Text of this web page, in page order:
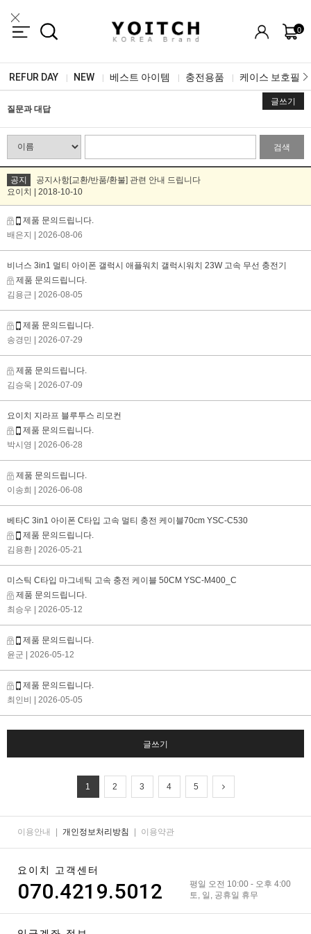
0
REFUR DAY NEW 베스트 아이템 충전용품 케이스 보호필름
질문과 대답
글쓰기
검색
공지
공지사항[교환/반품/환불] 관련 안내 드립니다
요이치 | 2018-10-10
제품 문의드립니다.
배은지
| 2026-08-06
비너스 3in1 멀티 아이폰 갤럭시 애플워치 갤럭시워치 23W 고속 무선 충전기
제품 문의드립니다.
김용근
| 2026-08-05
제품 문의드립니다.
송경민
| 2026-07-29
제품 문의드립니다.
김승욱
| 2026-07-09
요이치 지라프 블루투스 리모컨
제품 문의드립니다.
박시영
| 2026-06-28
제품 문의드립니다.
이송희
| 2026-06-08
베타C 3in1 아이폰 C타입 고속 멀티 충전 케이블70cm YSC-C530
제품 문의드립니다.
김용환
| 2026-05-21
미스틱 C타입 마그네틱 고속 충전 케이블 50CM YSC-M400_C
제품 문의드립니다.
최승우
| 2026-05-12
제품 문의드립니다.
윤군
| 2026-05-12
제품 문의드립니다.
최인비
| 2026-05-05
글쓰기
1 2 3 4 5
이용안내 개인정보처리방침 이용약관
요이치 고객센터
070.4219.5012
평일 오전 10:00 - 오후 4:00
토, 일, 공휴일 휴무